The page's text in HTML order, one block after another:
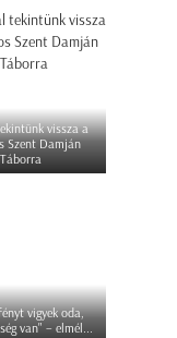
vissza a
Szent Damján
Táborra
vigyek oda,
van" – elmél...